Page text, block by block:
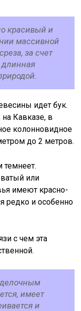
красивый и
массивной
за счет
длинная
идет бук.
на Кавказе, в
колонновидное
до 2 метров.
темнеет.
или
имеют красно-
редко и особенно
с чем эта
имеет
и